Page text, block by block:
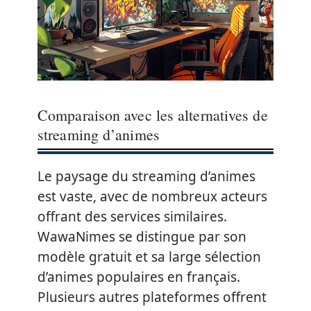
Comparaison avec les alternatives de
streaming d’animes
Le paysage du streaming d’animes
est vaste, avec de nombreux acteurs
offrant des services similaires.
WawaNimes se distingue par son
modèle gratuit et sa large sélection
d’animes populaires en français.
Plusieurs autres plateformes offrent